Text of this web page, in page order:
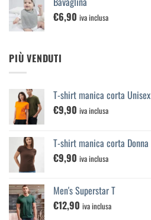
€6,90 iva inclusa
PIÙ VENDUTI
T-shirt manica corta Unisex
€9,90 iva inclusa
T-shirt manica corta Donna
€9,90 iva inclusa
Men's Superstar T
€12,90 iva inclusa